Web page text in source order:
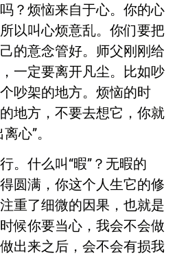
？烦恼来自于心。你的心
以叫心烦意乱。你们要把
的意念管好。师父刚刚给
一定要离开凡尘。比如吵
吵架的地方。烦恼的时
地方，不要去想它，你就
心”。
。什么叫“暇”？无暇的
圆满，你这个人生它的修
重了细微的因果，也就是
候你要当心，我会不会做
出来之后，会不会有损我